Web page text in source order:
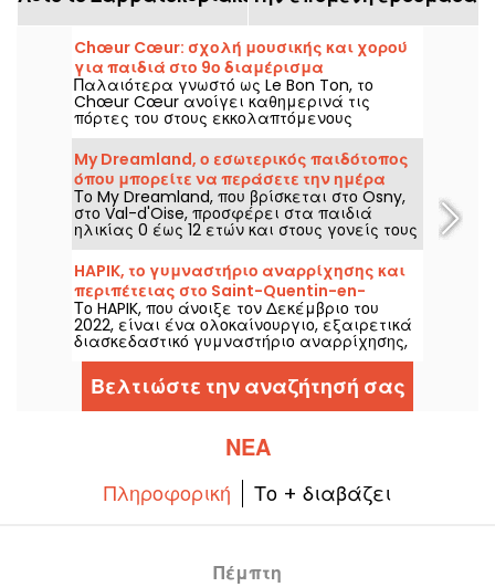
Chœur Cœur: σχολή μουσικής και χορού
για παιδιά στο 9ο διαμέρισμα
Παλαιότερα γνωστό ως Le Bon Ton, το
Chœur Cœur ανοίγει καθημερινά τις
πόρτες του στους εκκολαπτόμενους
μουσικούς και χορευτές, προσφέροντας
μαθήματα χορού και μουσικής, καθώς και
ένα βιβλιοπωλείο που ειδικεύεται στα
παιδικά περιοδικά.
My Dreamland, ο εσωτερικός παιδότοπος
όπου μπορείτε να περάσετε την ημέρα
σας με την οικογένεια στο Osny
Το My Dreamland, που βρίσκεται στο Osny,
στο Val-d'Oise, προσφέρει στα παιδιά
ηλικίας 0 έως 12 ετών και στους γονείς τους
την ευκαιρία να περάσουν διασκεδαστικά
εξερευνώντας και ασκώντας τον εσωτερικό
παιδότοπό του, έκτασης 2.300 τ.μ.
HAPIK, το γυμναστήριο αναρρίχησης και
περιπέτειας στο Saint-Quentin-en-
Yvelines
Το HAPIK, που άνοιξε τον Δεκέμβριο του
2022, είναι ένα ολοκαίνουργιο, εξαιρετικά
διασκεδαστικό γυμναστήριο αναρρίχησης,
όπου μπορείτε να ξεσκάσετε με την
οικογένειά σας, τους φίλους σας για ένα
πάρτι γενεθλίων ή τους συναδέλφους σας
για μια εκδήλωση ομαδικής ανάπτυξης.
Βελτιώστε την αναζήτησή σας
ΝΈΑ
Πληροφορική Το + διαβάζει
Πέμπτη